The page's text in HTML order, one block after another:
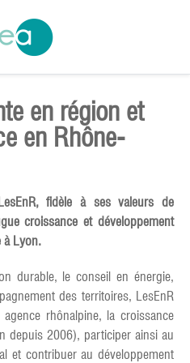
en région et
en Rhône-
fidèle à ses valeurs de
croissance et développement
à Lyon.
durable, le conseil en énergie,
des territoires, LesEnR
rhônalpine, la croissance
depuis 2006), participer ainsi au
et contribuer au développement